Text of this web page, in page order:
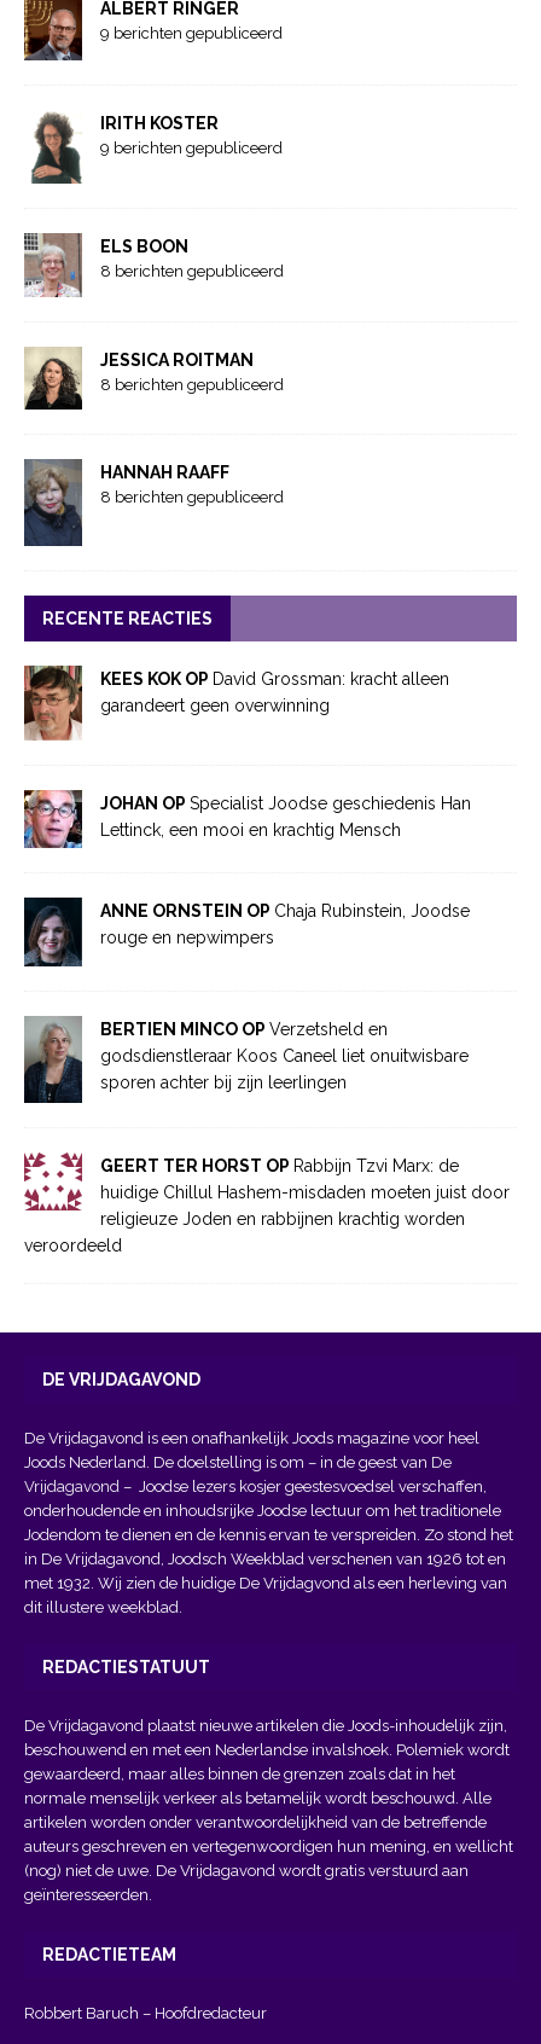
ALBERT RINGER
9 berichten gepubliceerd
IRITH KOSTER
9 berichten gepubliceerd
ELS BOON
8 berichten gepubliceerd
JESSICA ROITMAN
8 berichten gepubliceerd
HANNAH RAAFF
8 berichten gepubliceerd
RECENTE REACTIES
KEES KOK OP David Grossman: kracht alleen
garandeert geen overwinning
JOHAN OP Specialist Joodse geschiedenis Han
Lettinck, een mooi en krachtig Mensch
ANNE ORNSTEIN OP Chaja Rubinstein, Joodse
rouge en nepwimpers
BERTIEN MINCO OP Verzetsheld en
godsdienstleraar Koos Caneel liet onuitwisbare
sporen achter bij zijn leerlingen
GEERT TER HORST OP Rabbijn Tzvi Marx: de
huidige Chillul Hashem-misdaden moeten juist door
religieuze Joden en rabbijnen krachtig worden
veroordeeld
DE VRIJDAGAVOND
De Vrijdagavond is een onafhankelijk Joods magazine voor heel
Joods Nederland. De doelstelling is om – in de geest van De
Vrijdagavond – Joodse lezers kosjer geestesvoedsel verschaffen,
onderhoudende en inhoudsrijke Joodse lectuur om het traditionele
Jodendom te dienen en de kennis ervan te verspreiden. Zo stond het
in De Vrijdagavond, Joodsch Weekblad verschenen van 1926 tot en
met 1932. Wij zien de huidige De Vrijdagvond als een herleving van
dit illustere weekblad.
REDACTIESTATUUT
De Vrijdagavond plaatst nieuwe artikelen die Joods-inhoudelijk zijn,
beschouwend en met een Nederlandse invalshoek. Polemiek wordt
gewaardeerd, maar alles binnen de grenzen zoals dat in het
normale menselijk verkeer als betamelijk wordt beschouwd. Alle
artikelen worden onder verantwoordelijkheid van de betreffende
auteurs geschreven en vertegenwoordigen hun mening, en wellicht
(nog) niet de uwe. De Vrijdagavond wordt gratis verstuurd aan
geïnteresseerden.
REDACTIETEAM
Robbert Baruch – Hoofdredacteur